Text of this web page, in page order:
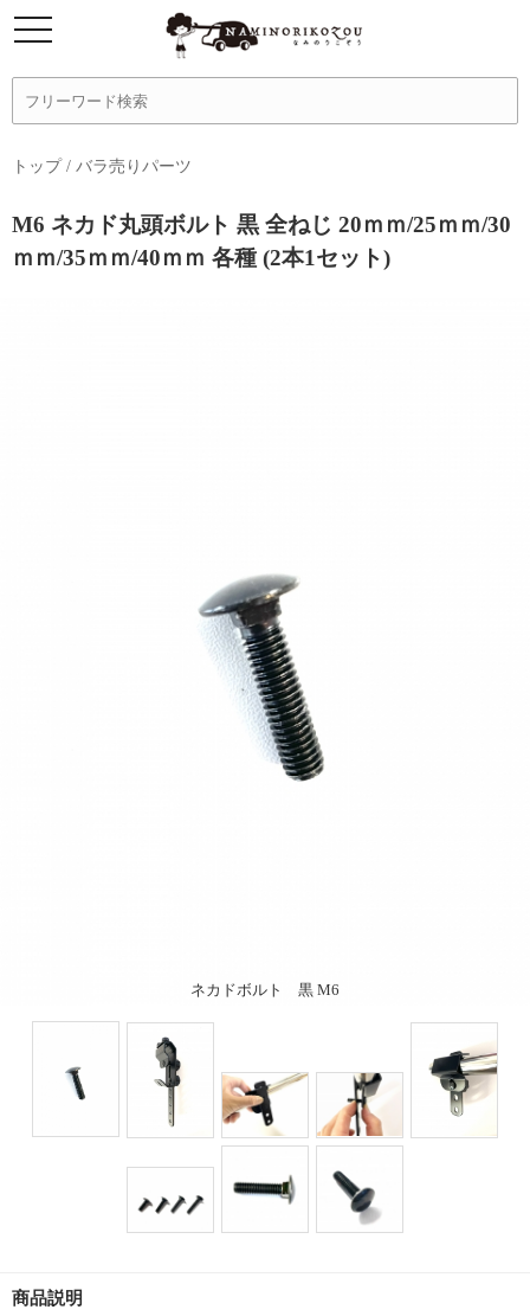
トップ/ バラ売りパーツ
M6 ネカド丸頭ボルト 黒 全ねじ 20ｍｍ/25ｍｍ/30
ｍｍ/35ｍｍ/40ｍｍ 各種 (2本1セット)
ネカドボルト 黒 M6
商品説明